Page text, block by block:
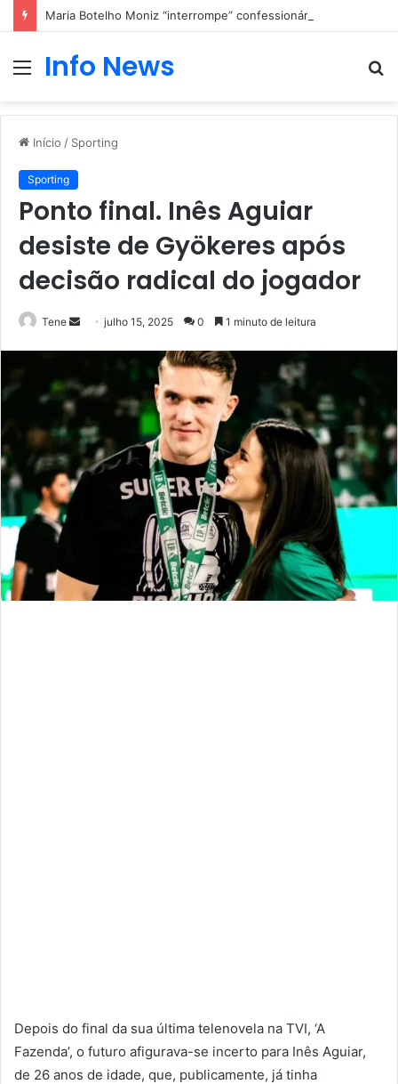
Maria Botelho Moniz “interrompe” confessionário
Menu
Info News
Início / Sporting
Sporting
Ponto final. Inês Aguiar
desiste de Gyökeres após
decisão radical do jogador
Tene
Mande
mail
julho 15, 2025 0 1 minuto de leitura
Depois do final da sua última telenovela na TVI, ‘A
Fazenda’, o futuro afigurava-se incerto para Inês Aguiar,
de 26 anos de idade, que, publicamente, já tinha